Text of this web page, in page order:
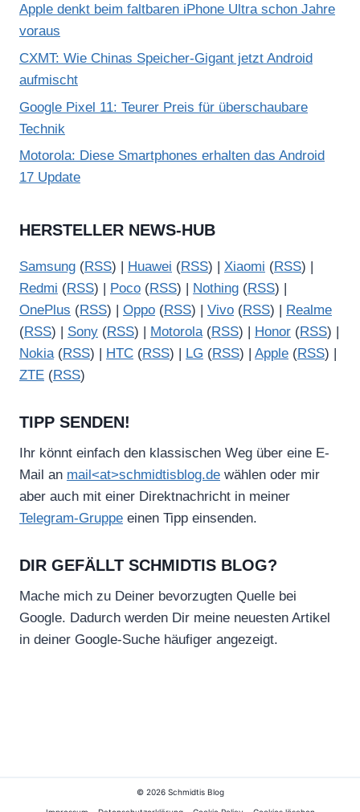
Apple denkt beim faltbaren iPhone Ultra schon Jahre
voraus
CXMT: Wie Chinas Speicher-Gigant jetzt Android
aufmischt
Google Pixel 11: Teurer Preis für überschaubare
Technik
Motorola: Diese Smartphones erhalten das Android
17 Update
HERSTELLER NEWS-HUB
Samsung (RSS) | Huawei (RSS) | Xiaomi (RSS) |
Redmi (RSS) | Poco (RSS) | Nothing (RSS) |
OnePlus (RSS) | Oppo (RSS) | Vivo (RSS) | Realme
(RSS) | Sony (RSS) | Motorola(RSS) | Honor (RSS) |
Nokia(RSS) | HTC (RSS) | LG (RSS) | Apple (RSS) |
ZTE (RSS)
TIPP SENDEN!
Ihr könnt einfach den klassischen Weg über eine E-
Mail an mail<at>schmidtisblog.de wählen oder mir
aber auch mit einer Direktnachricht in meiner
Telegram-Gruppe einen Tipp einsenden.
DIR GEFÄLLT SCHMIDTIS BLOG?
Mache mich zu Deiner bevorzugten Quelle bei
Google. Dadurch werden Dir meine neuesten Artikel
in deiner Google-Suche häufiger angezeigt.
© 2026 Schmidtis Blog